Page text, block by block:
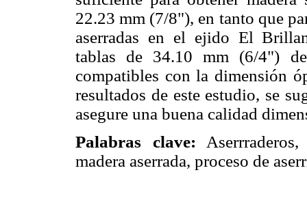
22.23 mm (7/8"), en tanto que
aserradas en el ejido El
tablas de 34.10 mm (6/4")
compatibles con la dimensión
resultados de este estudio, se
asegure una buena calidad
Palabras clave:
madera aserrada, proceso de